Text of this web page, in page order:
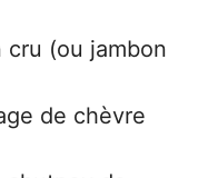
cru (ou jambon
de chèvre